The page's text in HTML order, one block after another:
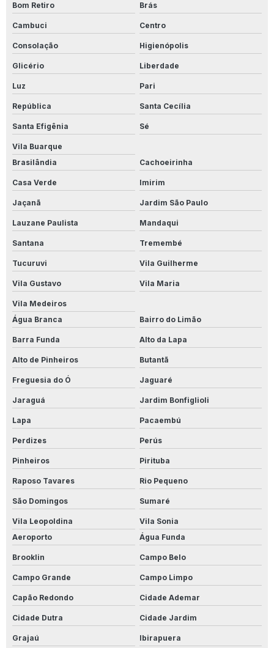
Limpa Alumínio 5l
Limpa Aluminio Atacado
Limpa Alumínio Industrial
Limpa Alumínio Líquido
Limpa Aluminio Motor
Limpa Aluminio Onde Comprar
Limpa Alumínio Preço
Limpa Alumínio Rosa
Limpa Alumínio Valor
Limpa Calçadas
Limpa Inox Profissional
Limpador Instantâneo
Onde Comprar Limpa Alumínio
Perfecto Para Porcelanato
Perfecto Removex
Perfecto Removex Porcelanato
Preço Limpa Alumínio 1 Litro
Produto Para Desencardir Calçada
Produto Para Desencardir Piso De Banheiro
Produto Para Desencardir Piso Branco
Produto Para Desencardir Piso Externo
Produto Para Desencardir Pisos
Produto Para Desencardir Porcelanato
Bom Retiro Brás
Cambuci Centro
Consolação Higienópolis
Glicério Liberdade
Luz Pari
República Santa Cecília
Santa Efigênia Sé
Vila Buarque
Brasilândia
Cachoeirinha
Casa Verde Imirim
Jaçanã Jardim São Paulo
Lauzane Paulista Mandaqui
Santana Tremembé
Tucuruvi Vila Guilherme
Vila Gustavo Vila Maria
Vila Medeiros
Água Branca
Bairro do Limão
Barra Funda Alto da Lapa
Alto de Pinheiros Butantã
Freguesia do Ó Jaguaré
Jaraguá Jardim Bonfiglioli
Lapa Pacaembú
Perdizes Perús
Pinheiros Pirituba
Raposo Tavares Rio Pequeno
São Domingos Sumaré
Vila Leopoldina
Vila Sonia
Aeroporto
Água Funda
Brooklin Campo Belo
Campo Grande Campo Limpo
Capão Redondo Cidade Ademar
Cidade Dutra Cidade Jardim
Grajaú Ibirapuera